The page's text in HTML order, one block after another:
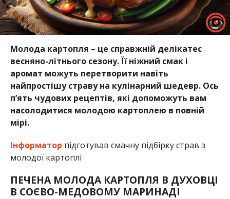
Молода картопля – це справжній делікатес
весняно-літнього сезону. Її ніжний смак і
аромат можуть перетворити навіть
найпростішу страву на кулінарний шедевр. Ось
п’ять чудових рецептів, які допоможуть вам
насолодитися молодою картоплею в повній
мірі.
Інформатор підготував смачну підбірку страв з
молодої картоплі
ПЕЧЕНА МОЛОДА КАРТОПЛЯ В ДУХОВЦІ
В СОЄВО-МЕДОВОМУ МАРИНАДІ